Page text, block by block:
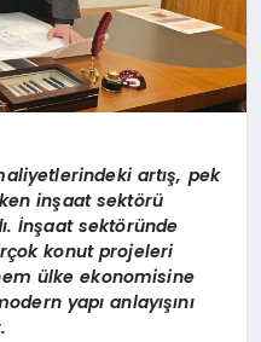
artış, pek
inşaat sektörü
İnşaat sektöründe
konut projeleri
ülke ekonomisine
yapı anlayışını